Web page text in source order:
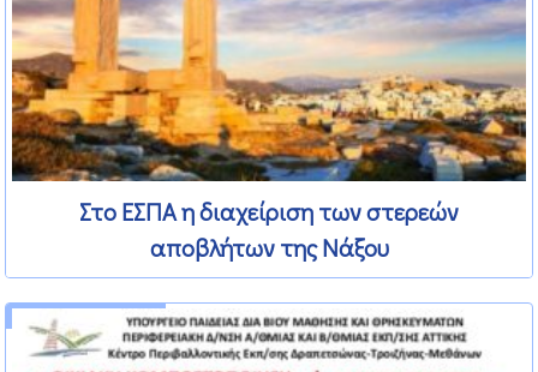
Στο ΕΣΠΑ η διαχείριση των στερεών
αποβλήτων της Νάξου
15 Φεβρουαρίου 2012